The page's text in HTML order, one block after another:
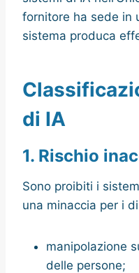
fornitore ha sede in
sistema produca
di IA
1. Rischio
Sono proibiti i
una minaccia per i
manipolazione
delle persone;